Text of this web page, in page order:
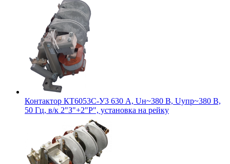
Контактор КТ6053С-У3 630 А, Uн~380 В, Uупр~380 В,
50 Гц, в/к 2"З"+2"Р", установка на рейку